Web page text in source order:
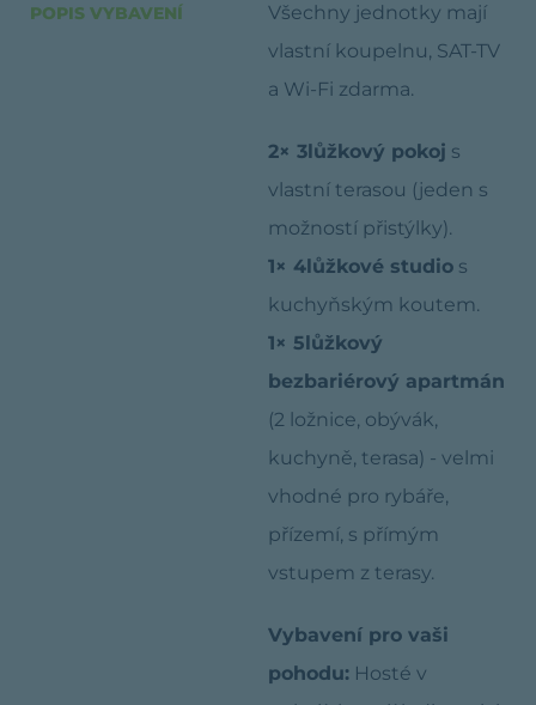
POPIS VYBAVENÍ
Všechny jednotky mají
vlastní koupelnu, SAT-TV
a Wi-Fi zdarma.
2× 3lůžkový pokoj s
vlastní terasou (jeden s
možností přistýlky).
1× 4lůžkové studio s
kuchyňským koutem.
1× 5lůžkový
bezbariérový apartmán
(2 ložnice, obývák,
kuchyně, terasa) - velmi
vhodné pro rybáře,
přízemí, s přímým
vstupem z terasy.
Vybavení pro vaši
pohodu: Hosté v